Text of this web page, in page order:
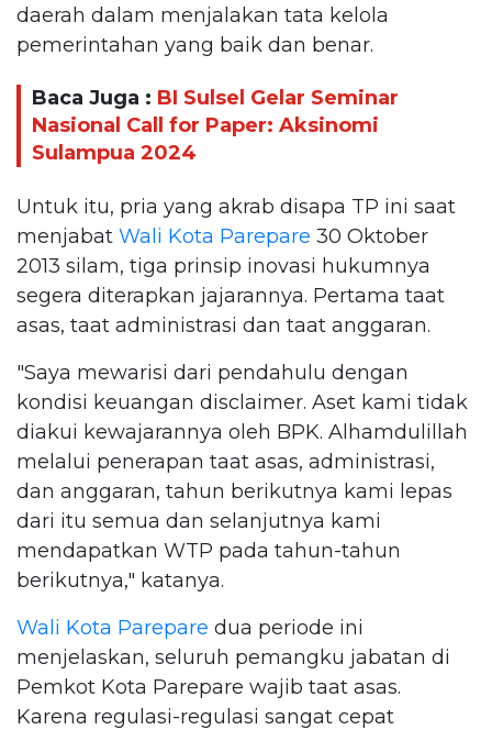
daerah dalam menjalakan tata kelola
pemerintahan yang baik dan benar.
Baca Juga : BI Sulsel Gelar Seminar
Nasional Call for Paper: Aksinomi
Sulampua 2024
Untuk itu, pria yang akrab disapa TP ini saat
menjabat Wali Kota Parepare 30 Oktober
2013 silam, tiga prinsip inovasi hukumnya
segera diterapkan jajarannya. Pertama taat
asas, taat administrasi dan taat anggaran.
"Saya mewarisi dari pendahulu dengan
kondisi keuangan disclaimer. Aset kami tidak
diakui kewajarannya oleh BPK. Alhamdulillah
melalui penerapan taat asas, administrasi,
dan anggaran, tahun berikutnya kami lepas
dari itu semua dan selanjutnya kami
mendapatkan WTP pada tahun-tahun
berikutnya," katanya.
Wali Kota Parepare dua periode ini
menjelaskan, seluruh pemangku jabatan di
Pemkot Kota Parepare wajib taat asas.
Karena regulasi-regulasi sangat cepat